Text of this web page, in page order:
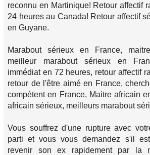
reconnu en Martinique! Retour affectif
24 heures au Canada! Retour affectif
en Guyane.
Marabout sérieux en France,
meilleur marabout sérieux en
immédiat en 72 heures, retour affectif
retour de l'être aimé en France,
compétent en France, Maitre africain
africain sérieux, meilleurs marabout
Vous souffrez d'une rupture avec
parti et vous vous demandez s'il
revenir son ex rapidement par la